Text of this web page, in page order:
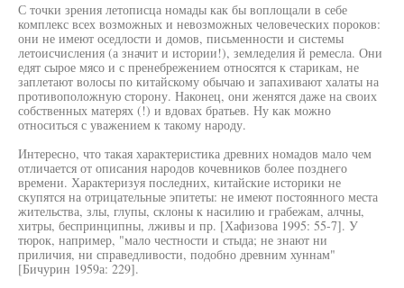
С точки зрения летописца номады как бы воплощали в себе
комплекс всех возможных и невозможных человеческих пороков:
они не имеют оседлости и домов, письменности и системы
летоисчисления (а значит и истории!), земледелия й ремесла. Они
едят сырое мясо и с пренебрежением относятся к старикам, не
заплетают волосы по китайскому обычаю и запахивают халаты на
противоположную сторону. Наконец, они женятся даже на своих
собственных матерях (!) и вдовах братьев. Ну как можно
относиться с уважением к такому народу.
Интересно, что такая характеристика древних номадов мало чем
отличается от описания народов кочевников более позднего
времени. Характеризуя последних, китайские историки не
скупятся на отрицательные эпитеты: не имеют постоянного места
жительства, злы, глупы, склоны к насилию и грабежам, алчны,
хитры, беспринципны, лживы и пр. [Хафизова 1995: 55-7]. У
тюрок, например, "мало честности и стыда; не знают ни
приличия, ни справедливости, подобно древним хуннам"
[Бичурин 1959а: 229].